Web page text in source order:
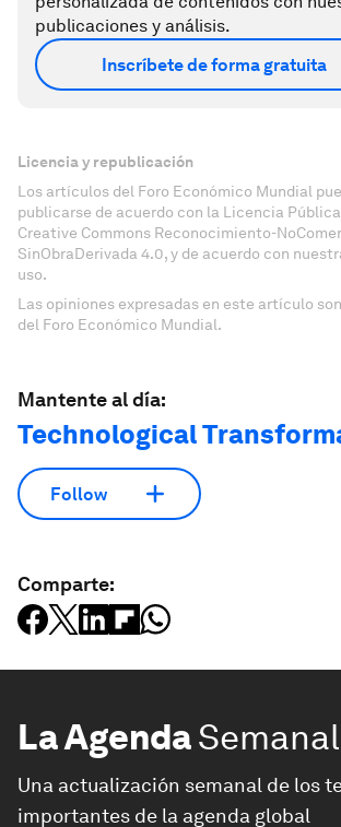
publicaciones y análisis.
Inscríbete de forma gratuita
Licencia y republicación
Los artículos del Foro Económico Mundial
publicarse de acuerdo con la Licencia
Creative Commons Reconocimiento-
SinObraDerivada 4.0, y de acuerdo con
uso.
Las opiniones expresadas en este artículo
del Foro Económico Mundial.
Mantente al día:
Technological
Follow
Comparte:
La AgendaSemanal
Una actualización semanal de los
importantes de la agenda global